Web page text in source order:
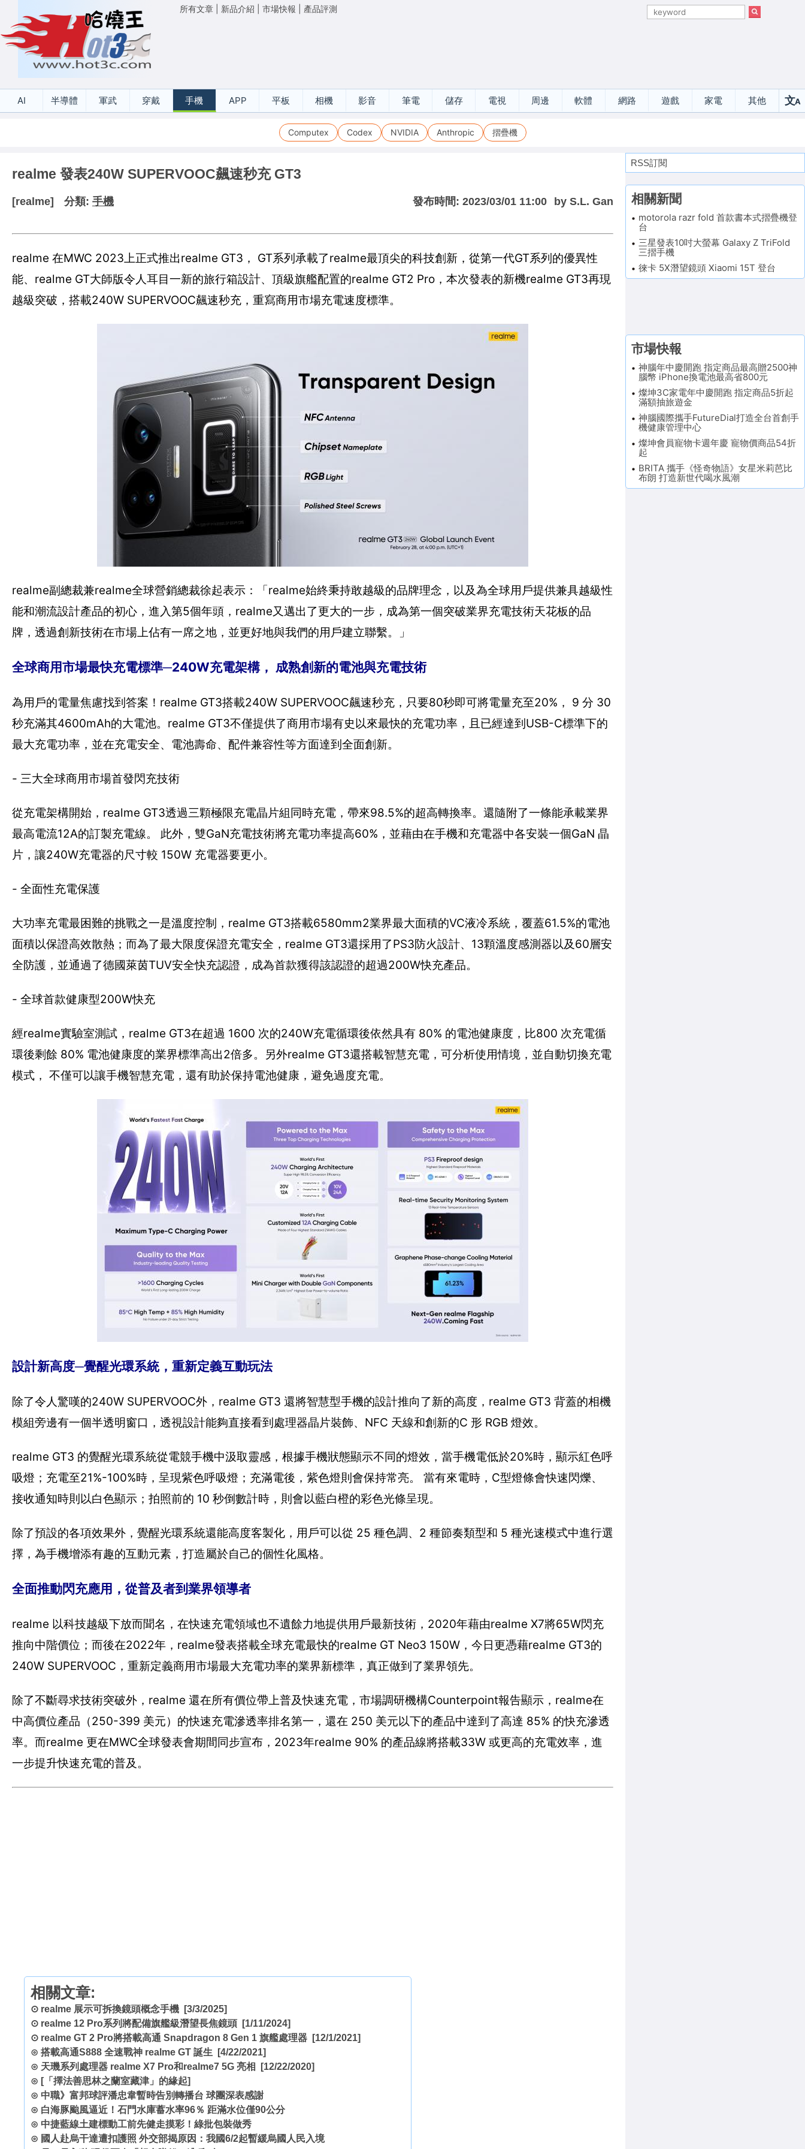
所有文章 新品介紹 市場快報 產品評測
AI 半導體 軍武 穿戴 手機 APP 平板 相機 影音 筆電 儲存 電視 周邊 軟體 網路 遊戲 家電 其他 文A
Computex Codex NVIDIA Anthropic 摺疊機
realme 發表240W SUPERVOOC飆速秒充 GT3
[realme] 分類: 手機 發布時間: 2023/03/01 11:00 by S.L. Gan
realme 在MWC 2023上正式推出realme GT3， GT系列承載了realme最頂尖的科技創新，從第一代GT系列的優異性
能、realme GT大師版令人耳目一新的旅行箱設計、頂級旗艦配置的realme GT2 Pro，本次發表的新機realme GT3再現
越級突破，搭載240W SUPERVOOC飆速秒充，重寫商用市場充電速度標準。
realme副總裁兼realme全球營銷總裁徐起表示：「realme始終秉持敢越級的品牌理念，以及為全球用戶提供兼具越級性
能和潮流設計產品的初心，進入第5個年頭，realme又邁出了更大的一步，成為第一個突破業界充電技術天花板的品
牌，透過創新技術在市場上佔有一席之地，並更好地與我們的用戶建立聯繫。」
全球商用市場最快充電標準─240W充電架構， 成熟創新的電池與充電技術
為用戶的電量焦慮找到答案！realme GT3搭載240W SUPERVOOC飆速秒充，只要80秒即可將電量充至20%， 9 分 30
秒充滿其4600mAh的大電池。realme GT3不僅提供了商用市場有史以來最快的充電功率，且已經達到USB-C標準下的
最大充電功率，並在充電安全、電池壽命、配件兼容性等方面達到全面創新。
- 三大全球商用市場首發閃充技術
從充電架構開始，realme GT3透過三顆極限充電晶片組同時充電，帶來98.5%的超高轉換率。還隨附了一條能承載業界
最高電流12A的訂製充電線。 此外，雙GaN充電技術將充電功率提高60%，並藉由在手機和充電器中各安裝一個GaN 晶
片，讓240W充電器的尺寸較 150W 充電器要更小。
- 全面性充電保護
大功率充電最困難的挑戰之一是溫度控制，realme GT3搭載6580mm2業界最大面積的VC液冷系統，覆蓋61.5%的電池
面積以保證高效散熱；而為了最大限度保證充電安全，realme GT3還採用了PS3防火設計、13顆溫度感測器以及60層安
全防護，並通過了德國萊茵TUV安全快充認證，成為首款獲得該認證的超過200W快充產品。
- 全球首款健康型200W快充
經realme實驗室測試，realme GT3在超過 1600 次的240W充電循環後依然具有 80% 的電池健康度，比800 次充電循
環後剩餘 80% 電池健康度的業界標準高出2倍多。另外realme GT3還搭載智慧充電，可分析使用情境，並自動切換充電
模式， 不僅可以讓手機智慧充電，還有助於保持電池健康，避免過度充電。
設計新高度─覺醒光環系統，重新定義互動玩法
除了令人驚嘆的240W SUPERVOOC外，realme GT3 還將智慧型手機的設計推向了新的高度，realme GT3 背蓋的相機
模組旁邊有一個半透明窗口，透視設計能夠直接看到處理器晶片裝飾、NFC 天線和創新的C 形 RGB 燈效。
realme GT3 的覺醒光環系統從電競手機中汲取靈感，根據手機狀態顯示不同的燈效，當手機電低於20%時，顯示紅色呼
吸燈；充電至21%-100%時，呈現紫色呼吸燈；充滿電後，紫色燈則會保持常亮。 當有來電時，C型燈條會快速閃爍、
接收通知時則以白色顯示；拍照前的 10 秒倒數計時，則會以藍白橙的彩色光條呈現。
除了預設的各項效果外，覺醒光環系統還能高度客製化，用戶可以從 25 種色調、2 種節奏類型和 5 種光速模式中進行選
擇，為手機增添有趣的互動元素，打造屬於自己的個性化風格。
全面推動閃充應用，從普及者到業界領導者
realme 以科技越級下放而聞名，在快速充電領域也不遺餘力地提供用戶最新技術，2020年藉由realme X7將65W閃充
推向中階價位；而後在2022年，realme發表搭載全球充電最快的realme GT Neo3 150W，今日更憑藉realme GT3的
240W SUPERVOOC，重新定義商用市場最大充電功率的業界新標準，真正做到了業界領先。
除了不斷尋求技術突破外，realme 還在所有價位帶上普及快速充電，市場調研機構Counterpoint報告顯示，realme在
中高價位產品（250-399 美元）的快速充電滲透率排名第一，還在 250 美元以下的產品中達到了高達 85% 的快充滲透
率。而realme 更在MWC全球發表會期間同步宣布，2023年realme 90% 的產品線將搭載33W 或更高的充電效率，進
一步提升快速充電的普及。
相關文章:
⊙ realme 展示可拆換鏡頭概念手機 [3/3/2025]
⊙ realme 12 Pro系列將配備旗艦級潛望長焦鏡頭 [1/11/2024]
⊙ realme GT 2 Pro將搭載高通 Snapdragon 8 Gen 1 旗艦處理器 [12/1/2021]
⊙ 搭載高通S888 全速戰神 realme GT 誕生 [4/22/2021]
⊙ 天璣系列處理器 realme X7 Pro和realme7 5G 亮相
[12/22/2020]
⊙ [「擇法善思林之蘭室藏津」的緣起]
⊙ 中職》富邦球評潘忠韋暫時告別轉播台 球團深表感謝
⊙ 白海豚颱風逼近！石門水庫蓄水率96％ 距滿水位僅90公分
⊙ 中捷藍線土建標動工前先健走摸彩！綠批包裝做秀
⊙ 國人赴烏干達遭扣護照 外交部揭原因：我國6/2起暫緩烏國人民入境
RSS訂閱
相關新聞
motorola razr fold 首款書本式摺疊機登
台
三星發表10吋大螢幕 Galaxy Z TriFold
三摺手機
徠卡 5X潛望鏡頭 Xiaomi 15T 登台
市場快報
神腦年中慶開跑 指定商品最高贈2500神
腦幣 iPhone換電池最高省800元
燦坤3C家電年中慶開跑 指定商品5折起
滿額抽旅遊金
神腦國際攜手FutureDial打造全台首創手
機健康管理中心
燦坤會員寵物卡週年慶 寵物價商品54折
起
BRITA 攜手《怪奇物語》女星米莉芭比
布朗 打造新世代喝水風潮